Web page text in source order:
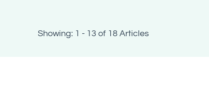
Showing: 1 - 13 of 18 Articles